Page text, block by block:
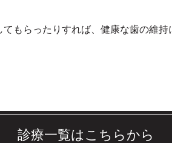
もらったりすれば、健康な歯の維持
診療一覧はこちらから